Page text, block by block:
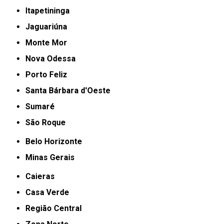
Itapetininga
Jaguariúna
Monte Mor
Nova Odessa
Porto Feliz
Santa Bárbara d'Oeste
Sumaré
São Roque
Belo Horizonte
Minas Gerais
Caieras
Casa Verde
Região Central